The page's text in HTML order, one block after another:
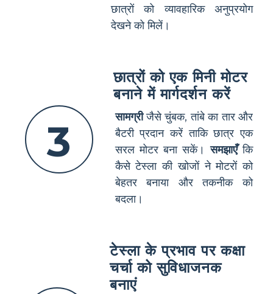
छात्रों को व्यावहारिक अनुप्रयोग
देखने को मिलें।
3
छात्रों को एक मिनी मोटर
बनाने में मार्गदर्शन करें
सामग्रीजैसे चुंबक, तांबे का तार और
बैटरी प्रदान करें ताकि छात्र एक
सरल मोटर बना सकें।समझाएँकि
कैसे टेस्ला की खोजों ने मोटरों को
बेहतर बनाया और तकनीक को
बदला।
टेस्ला के प्रभाव पर कक्षा
चर्चा को सुविधाजनक
बनाएं